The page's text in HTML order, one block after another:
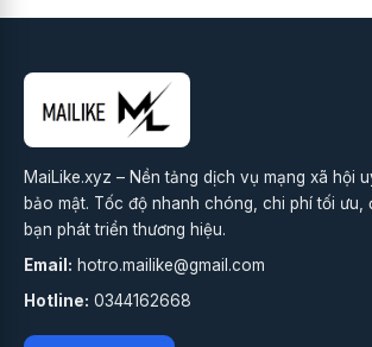
MaiLike.xyz – Nền tảng dịch vụ mạng xã hội
bảo mật. Tốc độ nhanh chóng, chi phí tối ưu,
bạn phát triển thương hiệu.
Email: hotro.mailike@gmail.com
Hotline: 0344162668